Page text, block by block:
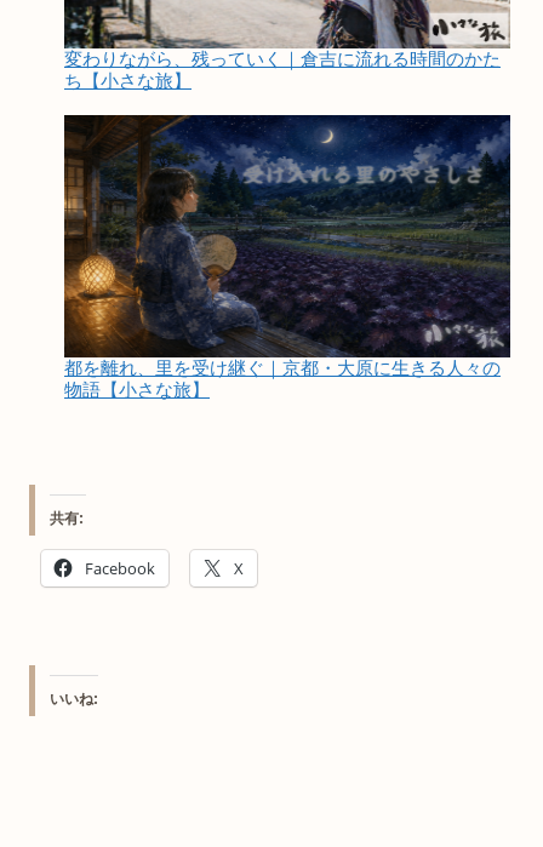
変わりながら、残っていく｜倉吉に流れる時間のかた
ち【小さな旅】
都を離れ、里を受け継ぐ｜京都・大原に生きる人々の
物語【小さな旅】
共有:
Facebook X
いいね: